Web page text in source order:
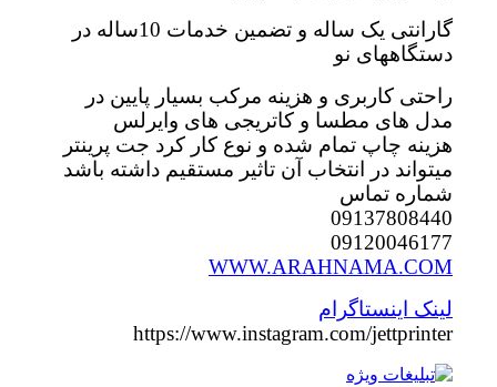
گارانتی یک ساله و تضمین خدمات 10ساله در
دستگاههای نو
راحتی کاربری و هزینه مرکب بسیار پایین در
مدل های مطسا و کاتریجی های وایرلس
هزینه چاپ تمام شده و نوع کار کرد جت پرینتر
میتواند در انتخاب آن تاثیر مستقیم داشته باشد
شماره تماس
09137808440
09120046177
WWW.ARAHNAMA.COM
لینک اینستاگرام
https://www.instagram.com/jettprinter